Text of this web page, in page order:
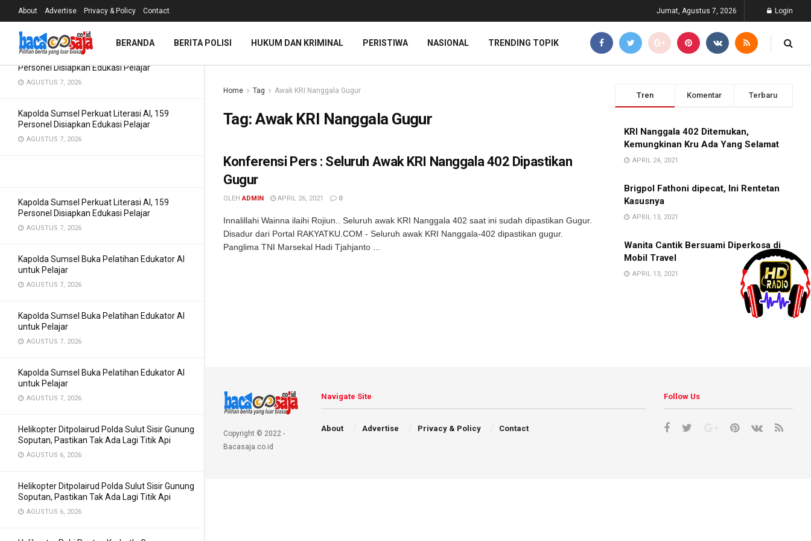
TERBARU TREN Filter
Kapolda Sumsel Perkuat Literasi AI, 159
Personel Disiapkan Edukasi Pelajar
AGUSTUS 7, 2026
Kapolda Sumsel Perkuat Literasi AI, 159
Personel Disiapkan Edukasi Pelajar
AGUSTUS 7, 2026
Kapolda Sumsel Perkuat Literasi AI, 159
Personel Disiapkan Edukasi Pelajar
AGUSTUS 7, 2026
Kapolda Sumsel Buka Pelatihan Edukator AI
untuk Pelajar
AGUSTUS 7, 2026
Kapolda Sumsel Buka Pelatihan Edukator AI
untuk Pelajar
AGUSTUS 7, 2026
Kapolda Sumsel Buka Pelatihan Edukator AI
untuk Pelajar
AGUSTUS 7, 2026
Helikopter Ditpolairud Polda Sulut Sisir Gunung
Soputan, Pastikan Tak Ada Lagi Titik Api
AGUSTUS 6, 2026
Helikopter Ditpolairud Polda Sulut Sisir Gunung
Soputan, Pastikan Tak Ada Lagi Titik Api
AGUSTUS 6, 2026
About Advertise Privacy & Policy Contact Jumat, Agustus 7, 2026 Login
BERANDA BERITA POLISI HUKUM DAN KRIMINAL PERISTIWA NASIONAL TRENDING TOPIK
Home Tag Awak KRI Nanggala Gugur
Tag:Awak KRI Nanggala Gugur
Konferensi Pers : Seluruh Awak KRI Nanggala 402 Dipastikan
Gugur
OLEH ADMIN APRIL 26, 2021 0
Innalillahi Wainna ilaihi Rojiun.. Seluruh awak KRI Nanggala 402 saat ini sudah dipastikan Gugur.
Disadur dari Portal RAKYATKU.COM - Seluruh awak KRI Nanggala-402 dipastikan gugur.
Panglima TNI Marsekal Hadi Tjahjanto ...
Tren Komentar Terbaru
KRI Nanggala 402 Ditemukan,
Kemungkinan Kru Ada Yang Selamat
APRIL 24, 2021
Brigpol Fathoni dipecat, Ini Rentetan
Kasusnya
APRIL 13, 2021
Wanita Cantik Bersuami Diperkosa di
Mobil Travel
APRIL 13, 2021
Copyright © 2022 -
Bacasaja.co.id
Navigate Site
About Advertise Privacy & Policy Contact
Follow Us